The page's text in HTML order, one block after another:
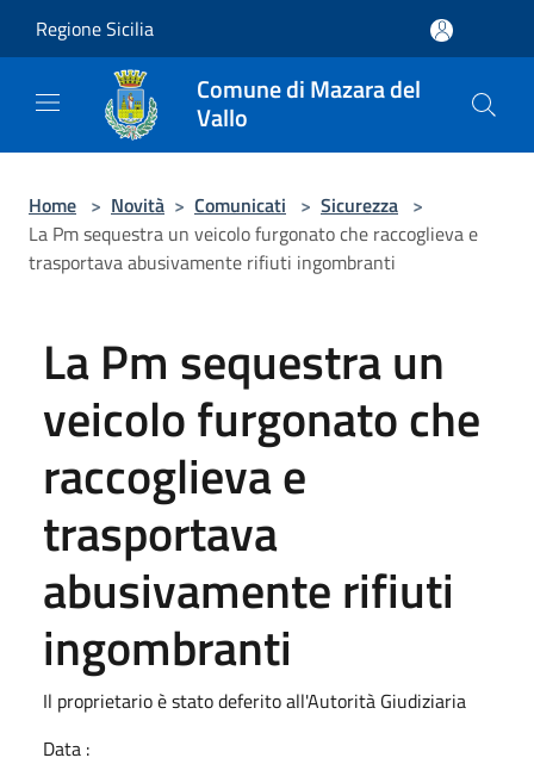
Regione Sicilia
Comune di Mazara del
Vallo
Home > Novità > Comunicati > Sicurezza >
La Pm sequestra un veicolo furgonato che raccoglieva e
trasportava abusivamente rifiuti ingombranti
La Pm sequestra un
veicolo furgonato che
raccoglieva e
trasportava
abusivamente rifiuti
ingombranti
Il proprietario è stato deferito all'Autorità Giudiziaria
Data :